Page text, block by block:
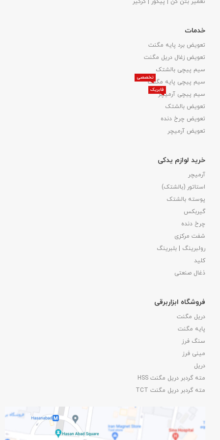
خدمات
تعویض برد پایه مگنت
تعویض زغال دریل مگنت
سیم پیچی بالشتک
سیم پیچی پایه مگنت
تخصصی
سیم پیچی آرمیچر
فابریک
تعویض بالشتک​
تعویض چرخ دنده
تعویض آرمیچر
خرید لوازم یدکی
آرمیچر
استاتور (بالشتک)
پوسته بالشتک
گیربکس
چرخ دنده
شفت مرکزی
رولبرینگ | بلبرینگ
کلید
ذغال صنعتی
فروشگاه ابزاربرقی
دریل مگنت
پایه مگنت
سنگ فرز
مینی فرز
دریل
مته گردبر دریل مگنت HSS
مته گردبر دریل مگنت TCT